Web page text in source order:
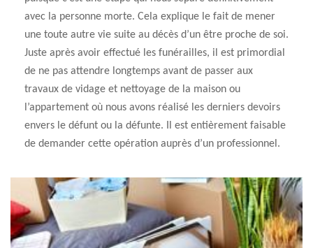
avec la personne morte. Cela explique le fait de mener
une toute autre vie suite au décès d’un être proche de soi.
Juste après avoir effectué les funérailles, il est primordial
de ne pas attendre longtemps avant de passer aux
travaux de vidage et nettoyage de la maison ou
l’appartement où nous avons réalisé les derniers devoirs
envers le défunt ou la défunte. Il est entièrement faisable
de demander cette opération auprès d’un professionnel.